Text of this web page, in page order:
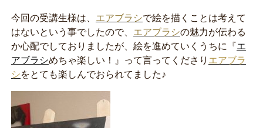
今回の受講生様は、 エアブラシで絵を描くことは考えて
はないという事でしたので、 エアブラシの魅力が伝わる
か心配でしておりましたが、絵を進めていくうちに『エ
アブラシめちゃ楽しい！』って言ってくださり エアブラ
シをとても楽しんでおられてました♪